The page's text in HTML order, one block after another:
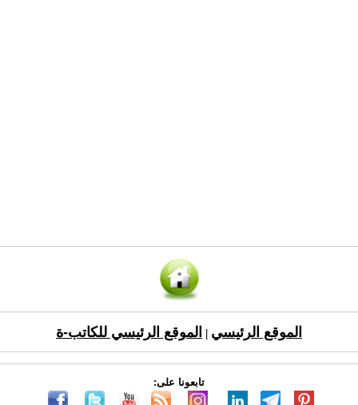
الموقع الرئيسي الموقع الرئيسي للكاتب-ة
تابعونا على: